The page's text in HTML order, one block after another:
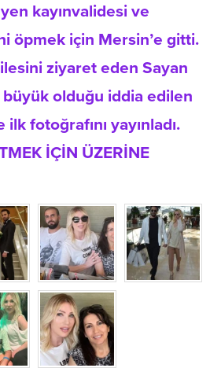
kayınvalidesi ve
öpmek için Mersin’e gitti.
ziyaret eden Sayan
olduğu iddia edilen
fotoğrafını yayınladı.
İÇİN ÜZERİNE